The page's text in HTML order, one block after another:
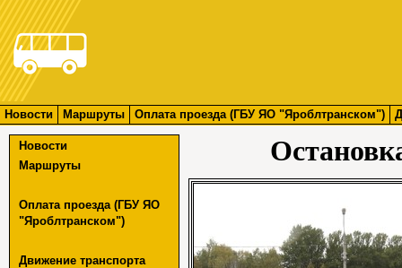
Новости Маршруты Оплата проезда (ГБУ ЯО "Яроблтранском")
Новости
Маршруты
Оплата проезда (ГБУ ЯО
"Яроблтранском")
Движение транспорта